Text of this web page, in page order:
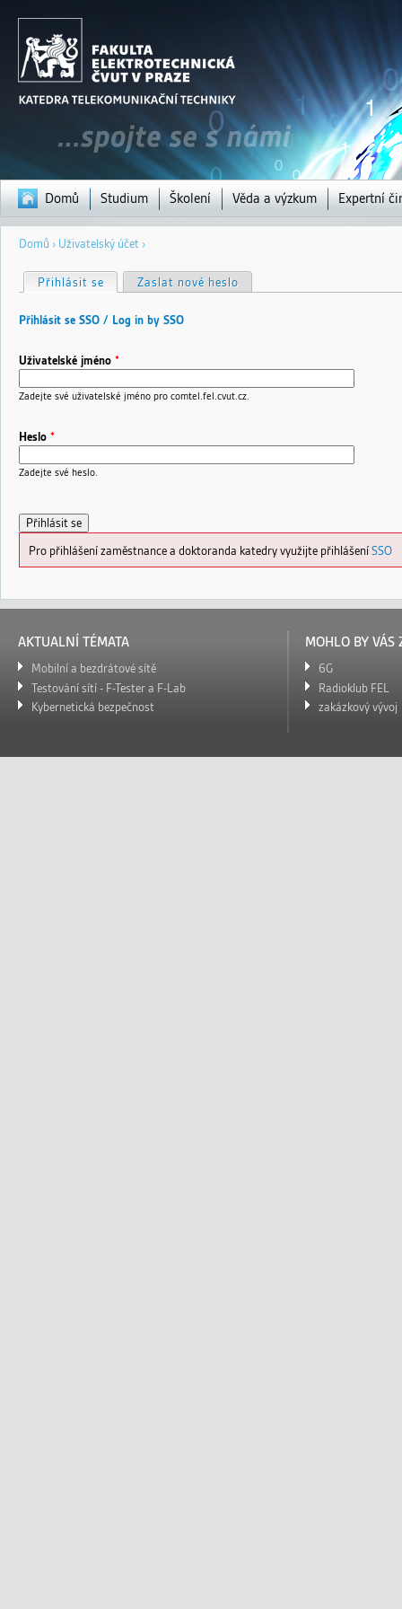
Domů Studium Školení Věda a výzkum Expertní
Jste
Domů › Uživatelský účet ›
H
l
v
n
z
á
o
ž
y
Přihlásit se (aktivní záložka)
Zaslat nové heslo
Přihlásit se SSO / Log in by SSO
Uživatelské jméno *
Zadejte své uživatelské jméno pro comtel.fel.cvut.cz.
Heslo *
Zadejte své heslo.
Pro přihlášení zaměstnance a doktoranda katedry využijte přihlášení SSO
AKTUALNÍ TÉMATA
Mobilní a bezdrátové sítě
Testování sítí - F-Tester a F-Lab
Kybernetická bezpečnost
MOHLO BY VÁS
6G
Radioklub FEL
zakázkový vývoj